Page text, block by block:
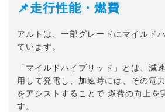
📌走行性能・燃費
アルトは、一部グレードにマイルド
ています。
「マイルドハイブリッド」とは、減
用して発電し、加速時には、その電
をアシストすることで 燃費の向上を
す。